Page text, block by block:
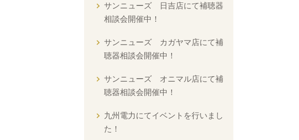
サンニューズ 日吉店にて補聴器
相談会開催中！
サンニューズ カガヤマ店にて補
聴器相談会開催中！
サンニューズ オニマル店にて補
聴器相談会開催中！
九州電力にてイベントを行いまし
た！